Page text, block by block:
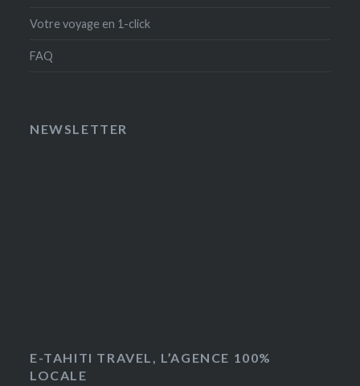
Votre voyage en 1-click
FAQ
NEWSLETTER
E-TAHITI TRAVEL, L’AGENCE 100%
LOCALE